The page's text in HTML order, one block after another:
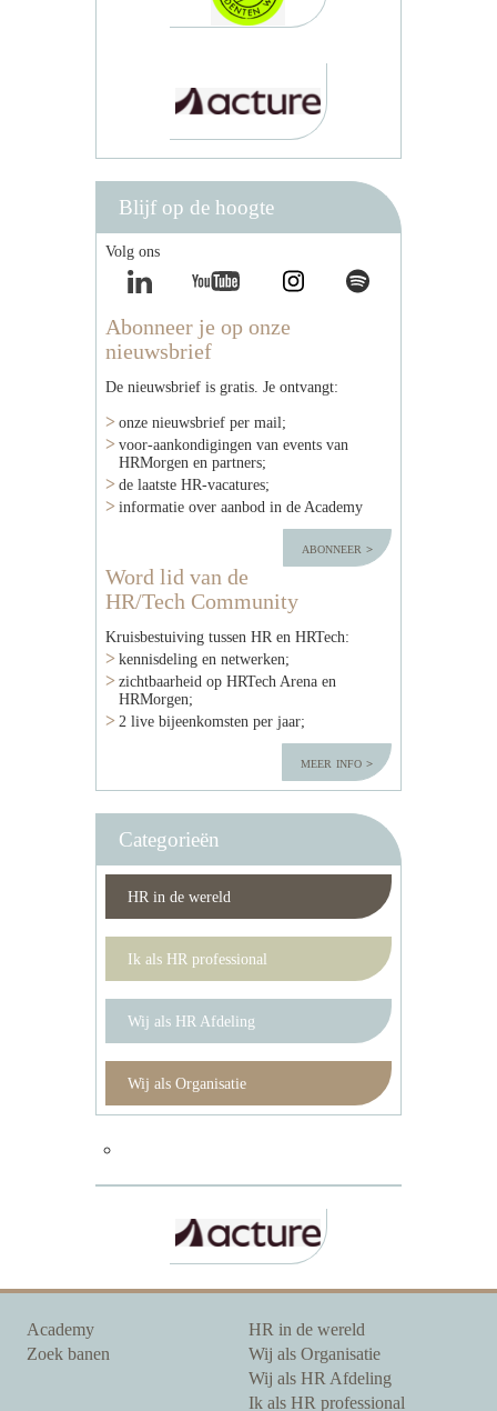
Blijf op de hoogte
Volg ons
Abonneer je op onze
nieuwsbrief
De nieuwsbrief is gratis. Je ontvangt:
onze nieuwsbrief per mail;
voor-aankondigingen van events van
HRMorgen en partners;
de laatste HR-vacatures;
informatie over aanbod in de Academy
abonneer
Word lid van de
HR/Tech Community
Kruisbestuiving tussen HR en HRTech:
kennisdeling en netwerken;
zichtbaarheid op HRTech Arena en
HRMorgen;
2 live bijeenkomsten per jaar;
meer info
Categorieën
HR in de wereld
Ik als HR professional
Wij als HR Afdeling
Wij als Organisatie
Academy
Zoek banen
HR in de wereld
Wij als Organisatie
Wij als HR Afdeling
Ik als HR professional